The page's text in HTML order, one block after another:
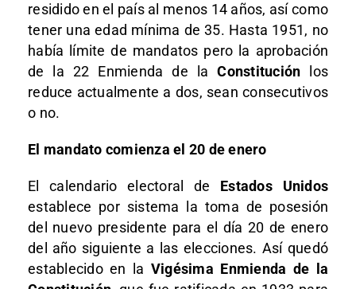
residido en el país al menos 14 años, así como
tener una edad mínima de 35. Hasta 1951, no
había límite de mandatos pero la aprobación
de la 22 Enmienda de laConstitución los
reduce actualmente a dos, sean consecutivos
o no.
El mandato comienza el 20 de enero
El calendario electoral de Estados Unidos
establece por sistema la toma de posesión
del nuevo presidente para el día 20 de enero
del año siguiente a las elecciones. Así quedó
establecido en la Vigésima Enmienda de la